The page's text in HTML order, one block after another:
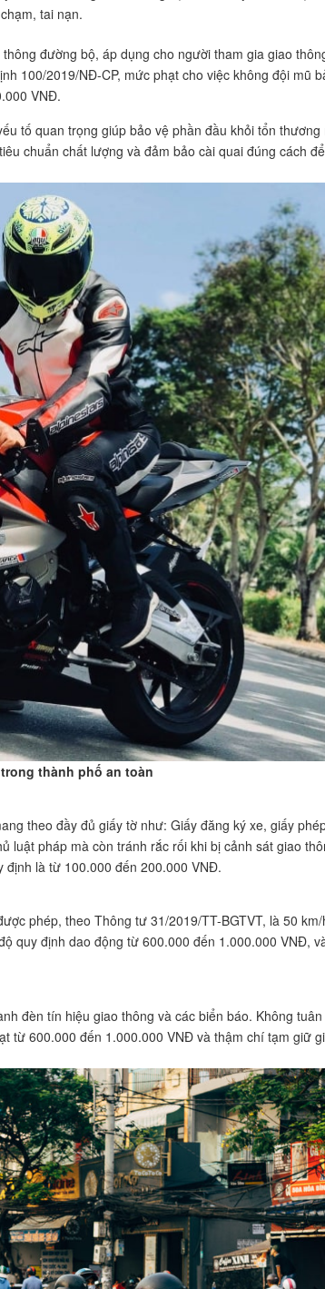
tai nạn.
đường bộ, áp dụng cho người tham gia giao
100/2019/NĐ-CP, mức phạt cho việc không đội mũ
VNĐ.
tố quan trọng giúp bảo vệ phần đầu khỏi tổn thương
chuẩn chất lượng và đảm bảo cài quai đúng cách để
thành phố an toàn
theo đầy đủ giấy tờ như: Giấy đăng ký xe, giấy
luật pháp mà còn tránh rắc rối khi bị cảnh sát giao
là từ 100.000 đến 200.000 VNĐ.
phép, theo Thông tư 31/2019/TT-BGTVT, là 50
quy định dao động từ 600.000 đến 1.000.000 VNĐ,
đèn tín hiệu giao thông và các biển báo. Không
từ 600.000 đến 1.000.000 VNĐ và thậm chí tạm giữ